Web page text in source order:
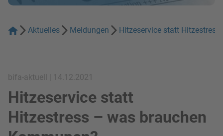
Aktuelles Meldungen Hitzeservice statt
bifa-aktuell | 14.12.2021
Hitzeservice statt
Hitzestress – was brauchen